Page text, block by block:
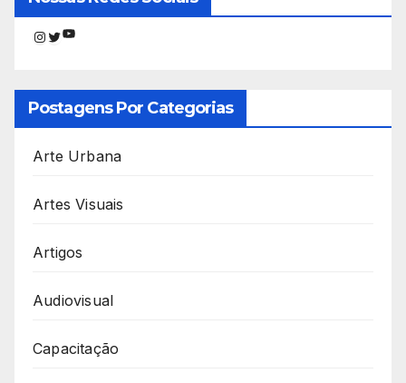
Instagram
Twitter
Youtube
Postagens Por Categorias
Arte Urbana
Artes Visuais
Artigos
Audiovisual
Capacitação